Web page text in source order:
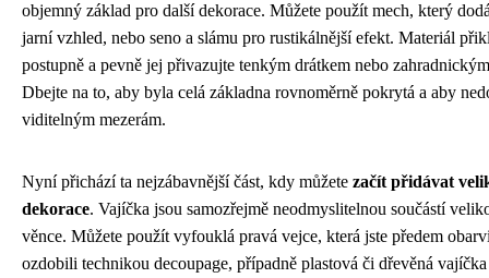
objemný základ pro další dekorace. Můžete použít mech, který
jarní vzhled, nebo seno a slámu pro rustikálnější efekt. Materiál
postupně a pevně jej přivazujte tenkým drátkem nebo
Dbejte na to, aby byla celá základna rovnoměrně pokrytá a aby
viditelným mezerám.
Nyní přichází ta nejzábavnější část, kdy můžete začít přidávat
dekorace. Vajíčka jsou samozřejmě neodmyslitelnou součástí
věnce. Můžete použít vyfouklá pravá vejce, která jste předem
ozdobili technikou decoupage, případně plastová či dřevěná